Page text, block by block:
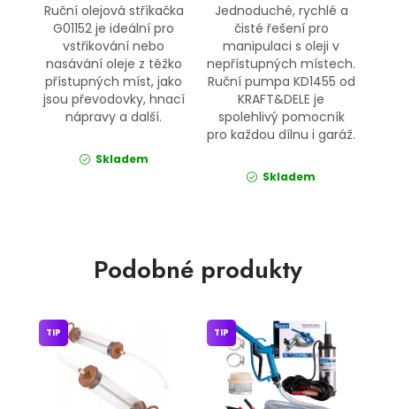
Ruční olejová stříkačka
G01152 je ideální pro
vstřikování nebo
nasávání oleje z těžko
přístupných míst, jako
jsou převodovky, hnací
nápravy a další.
Skladem
Jednoduché, rychlé a
čisté řešení pro
manipulaci s oleji v
nepřístupných místech.
Ruční pumpa KD1455 od
KRAFT&DELE je
spolehlivý pomocník
pro každou dílnu i garáž.
Skladem
Podobné produkty
TIP TIP